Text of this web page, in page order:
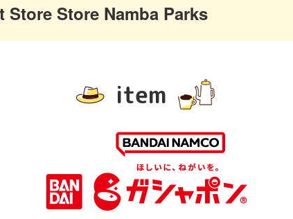
Store Store Namba Parks
item